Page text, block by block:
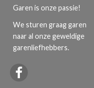
Garen is onze passie!
We sturen graag garen
naar al onze geweldige
garenliefhebbers.